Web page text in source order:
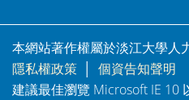
本網站著作權屬於淡江大學人
隱私權政策
個資告知聲明
建議最佳瀏覽 Microsoft IE 10